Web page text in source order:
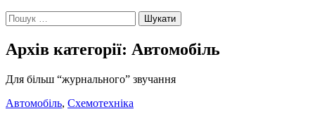
Пошук:
Архів категорії: Автомобіль
Для більш “журнального” звучання
Автомобіль, Схемотехніка